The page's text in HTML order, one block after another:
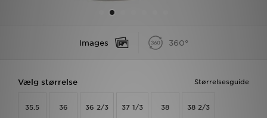
Images 360°
Størrelsesguide
Vælg størrelse
35.5 36 36 2/3 37 1/3 38 38 2/3
Mine beskeder
Hjælp & information